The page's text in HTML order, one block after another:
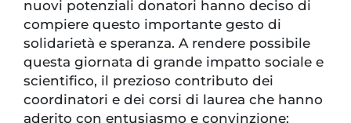
nuovi potenziali donatori hanno deciso di
compiere questo importante gesto di
solidarietà e speranza. A rendere possibile
questa giornata di grande impatto sociale e
scientifico, il prezioso contributo dei
coordinatori e dei corsi di laurea che hanno
aderito con entusiasmo e convinzione: